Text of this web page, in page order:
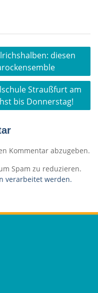
diesen
Straußfurt am
bis Donnerstag!
Kommentar abzugeben.
Spam zu reduzieren.
verarbeitet werden.